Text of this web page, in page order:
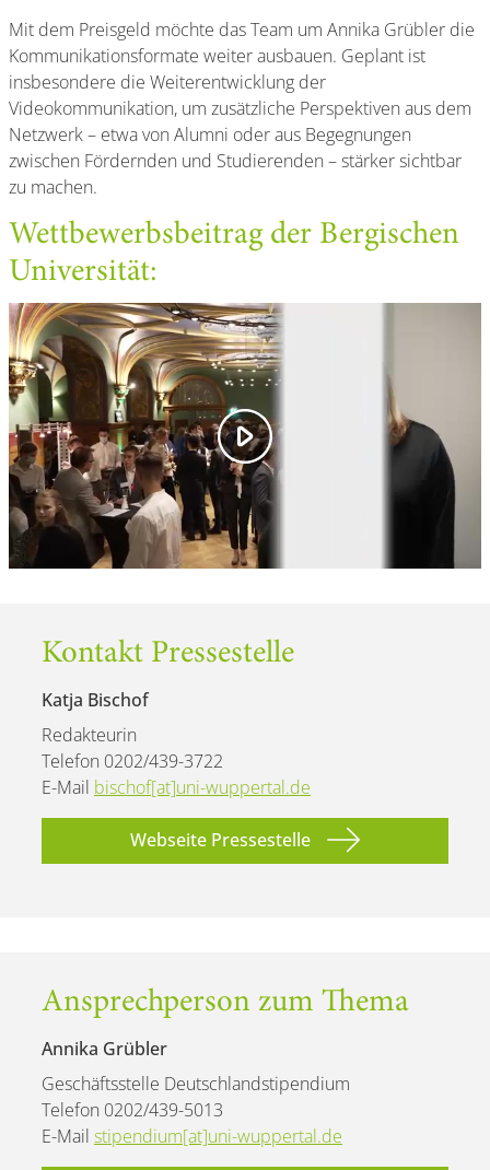
Mit dem Preisgeld möchte das Team um Annika Grübler die
Kommunikationsformate weiter ausbauen. Geplant ist
insbesondere die Weiterentwicklung der
Videokommunikation, um zusätzliche Perspektiven aus dem
Netzwerk – etwa von Alumni oder aus Begegnungen
zwischen Fördernden und Studierenden – stärker sichtbar
zu machen.
Wettbewerbsbeitrag der Bergischen
Universität:
Kontakt Pressestelle
Katja Bischof
Redakteurin
Telefon 0202/439-3722
E-Mail bischof[at]uni-wuppertal.de
Webseite Pressestelle
Ansprechperson zum Thema
Annika Grübler
Geschäftsstelle Deutschlandstipendium
Telefon 0202/439-5013
E-Mail stipendium[at]uni-wuppertal.de